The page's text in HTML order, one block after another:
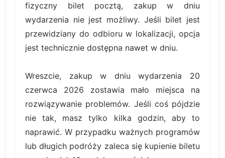
fizyczny bilet pocztą, zakup w dniu
wydarzenia nie jest możliwy. Jeśli bilet jest
przewidziany do odbioru w lokalizacji, opcja
jest technicznie dostępna nawet w dniu.
Wreszcie, zakup w dniu wydarzenia 20
czerwca 2026 zostawia mało miejsca na
rozwiązywanie problemów. Jeśli coś pójdzie
nie tak, masz tylko kilka godzin, aby to
naprawić. W przypadku ważnych programów
lub długich podróży zaleca się kupienie biletu